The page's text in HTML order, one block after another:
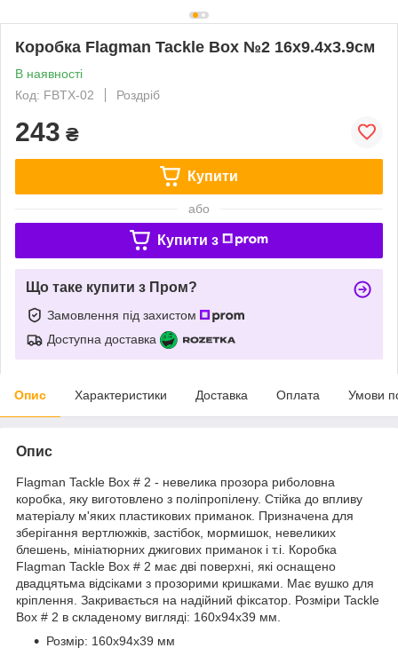
Коробка Flagman Tackle Box №2 16x9.4x3.9см
В наявності
Код: FBTX-02
Роздріб
243 ₴
Купити
або
Купити з
Що таке купити з Пром?
Замовлення під захистом
Доступна доставка
Опис Характеристики Доставка Оплата Умови
Опис
Flagman Tackle Box # 2 - невелика прозора риболовна
коробка, яку виготовлено з поліпропілену. Стійка до впливу
матеріалу м'яких пластикових приманок. Призначена для
зберігання вертлюжків, застібок, мормишок, невеликих
блешень, мініатюрних джигових приманок і т.і. Коробка
Flagman Tackle Box # 2 має дві поверхні, які оснащено
двадцятьма відсіками з прозорими кришками. Має вушко для
кріплення. Закривається на надійний фіксатор. Розміри Tackle
Box # 2 в складеному вигляді: 160х94х39 мм.
Розмір: 160х94х39 мм